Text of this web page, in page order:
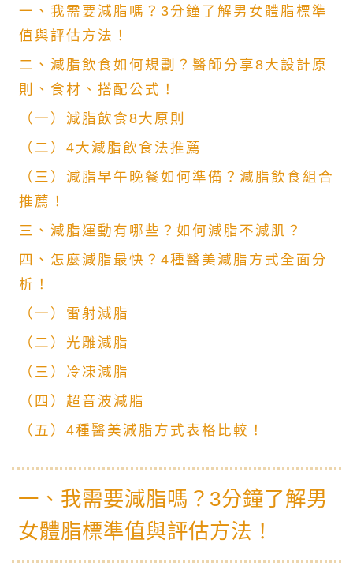
一、我需要減脂嗎？3分鐘了解男女體脂標準
值與評估方法！
二、減脂飲食如何規劃？醫師分享8大設計原
則、食材、搭配公式！
（一）減脂飲食8大原則
（二）4大減脂飲食法推薦
（三）減脂早午晚餐如何準備？減脂飲食組合
推薦！
三、減脂運動有哪些？如何減脂不減肌？
四、怎麼減脂最快？4種醫美減脂方式全面分
析！
（一）雷射減脂
（二）光雕減脂
（三）冷凍減脂
（四）超音波減脂
（五）4種醫美減脂方式表格比較！
一、我需要減脂嗎？3分鐘了解男
女體脂標準值與評估方法！